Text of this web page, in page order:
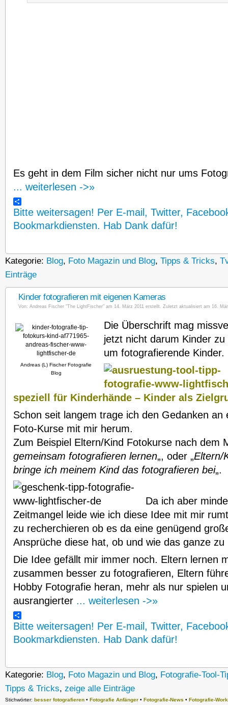
Es geht in dem Film sicher nicht nur ums
... weiterlesen ->»
Bitte weitersagen! Per E-mail, Twitter,
Bookmarkdiensten. Hab Dank dafür!
Kategorie: Blog, Foto Magazin und Blog, Tipps & Tricks,
Einträge
Kinder fotografieren mit eigenen Kameras
Von: Andreas Fischer "The LightFischer" am 14. März 2011 erstellt. Zuletzt aktualisiert am 16.
Andreas (L) Fischer Fotografie
Blog
Die Überschrift mag
jetzt nicht darum Kinder
um fotografierende Kinder.
speziell für Kinderhände – Kinder als
Schon seit langem trage ich den Gedanken an
Foto-Kurse mit mir herum.
Zum Beispiel Eltern/Kind Fotokurse nach dem
gemeinsam fotografieren lernen„, oder „Eltern/
bringe ich meinem Kind das fotografieren bei„.
Da ich aber
Zeitmangel leide wie ich diese Idee mit mir
zu recherchieren ob es da eine genügend
Ansprüche diese hat, ob und wie das ganze zu
Die Idee gefällt mir immer noch. Eltern lernen
zusammen besser zu fotografieren, Eltern
Hobby Fotografie heran, mehr als nur spielen
ausrangierter ... weiterlesen ->»
Bitte weitersagen! Per E-mail, Twitter,
Bookmarkdiensten. Hab Dank dafür!
Kategorie: Blog, Foto Magazin und Blog, Fotografie-Tool-
Tipps & Tricks, zeige alle Einträge
Stichwörter: besser fotografieren • Fotografie Anfänger • Fotografie-News • Fotografie-